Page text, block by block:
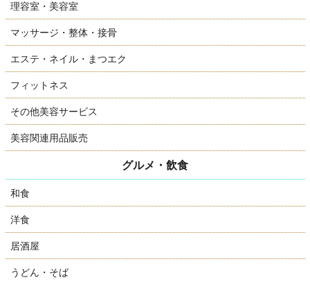
理容室・美容室
マッサージ・整体・接骨
エステ・ネイル・まつエク
フィットネス
その他美容サービス
美容関連用品販売
グルメ・飲食
和食
洋食
居酒屋
うどん・そば